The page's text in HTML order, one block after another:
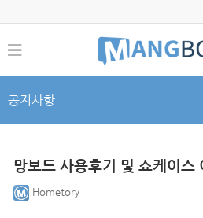
공지사항
망보드 사용후기 및 쇼케이스
Hometory